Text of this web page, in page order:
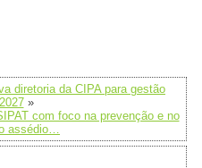
diretoria da CIPA para gestão
»
com foco na prevenção e no
assédio…